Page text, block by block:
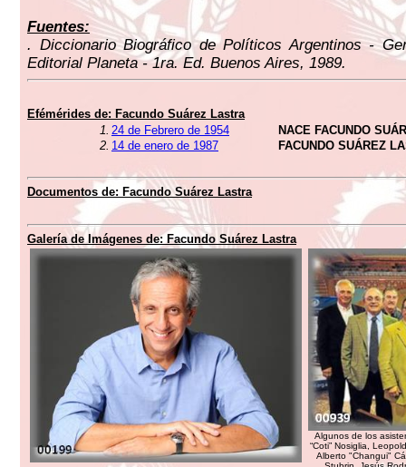
Fuentes:
. Diccionario Biográfico de Políticos Argentinos -
Editorial Planeta - 1ra. Ed. Buenos Aires, 1989.
Efémérides de: Facundo Suárez Lastra
1. 24 de Febrero de 1954
NACE FACUNDO
2. 14 de enero de 1987 FACUNDO SUÁREZ
Documentos de: Facundo Suárez Lastra
Galería de Imágenes de: Facundo Suárez Lastra
Algunos de los
“Coti” Nosiglia,
Alberto "Changui"